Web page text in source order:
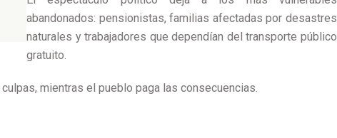
abandonados: pensionistas, familias afectadas por desastres
naturales y trabajadores que dependían del transporte público
gratuito.
mientras el pueblo paga las consecuencias.